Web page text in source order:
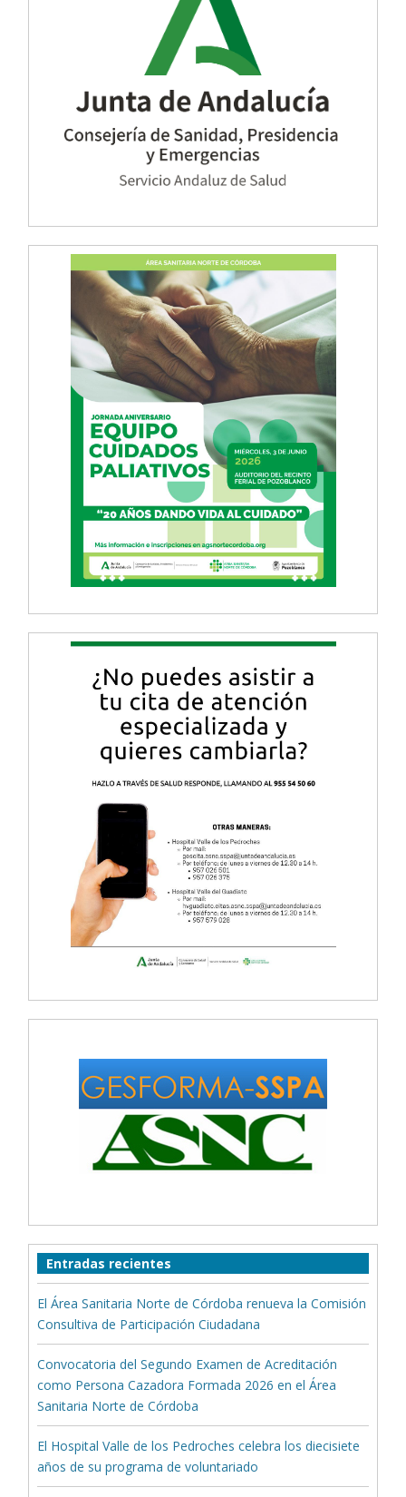
Entradas recientes
El Área Sanitaria Norte de Córdoba renueva la Comisión
Consultiva de Participación Ciudadana
Convocatoria del Segundo Examen de Acreditación
como Persona Cazadora Formada 2026 en el Área
Sanitaria Norte de Córdoba
El Hospital Valle de los Pedroches celebra los diecisiete
años de su programa de voluntariado